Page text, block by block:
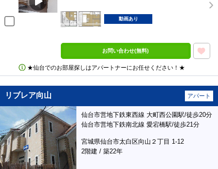
動画あり
お問い合わせ(無料)
★仙台でのお部屋探しはアパートナーにお任せください！★
リブレア向山 アパート
仙台市営地下鉄東西線 大町西公園駅/徒歩20分
仙台市営地下鉄南北線 愛宕橋駅/徒歩21分
宮城県仙台市太白区向山２丁目 1-12
2階建 / 築22年